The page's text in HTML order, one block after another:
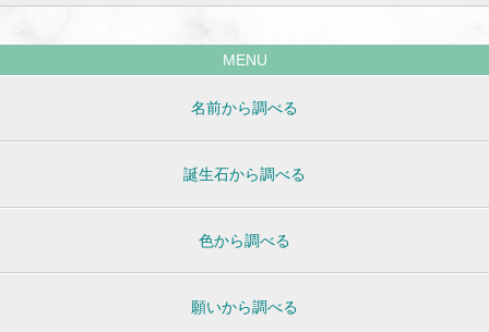
MENU
名前から調べる
誕生石から調べる
色から調べる
願いから調べる